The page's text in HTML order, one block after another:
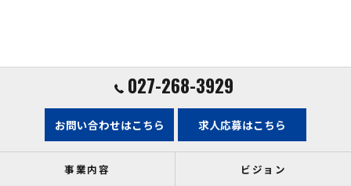
027-268-3929
お問い合わせはこちら 求人応募はこちら
事業内容 ビジョン